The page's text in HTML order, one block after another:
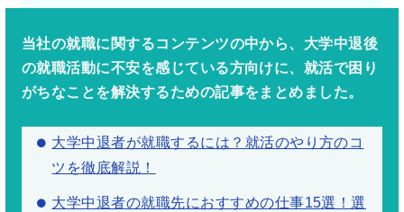
当社の就職に関するコンテンツの中から、大学中退後
の就職活動に不安を感じている方向けに、就活で困り
がちなことを解決するための記事をまとめました。
大学中退者が就職するには？就活のやり方のコ
ツを徹底解説！
大学中退者の就職先におすすめの仕事15選！選